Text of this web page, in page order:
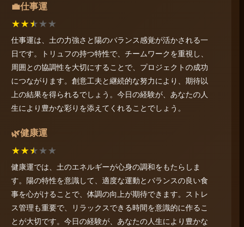
💼仕事運
★★★★★
仕事運は、土の力強さと陽のバランス感覚が活かされる一
日です。トリュフの持つ特性で、チームワークを重視し、
周囲との協調性を大切にすることで、プロジェクトの成功
につながります。創意工夫と継続的な努力により、期待以
上の結果を得られるでしょう。今日の経験が、あなたの人
生により豊かな彩りを添えてくれることでしょう。
🌿健康運
★★★★★
健康運では、土のエネルギーが心身の調和をもたらしま
す。陽の特性を意識して、適度な運動とバランスの良い食
事を心がけることで、体調の向上が期待できます。ストレ
ス管理も重要で、リラックスできる時間を意識的に作るこ
とが大切です。今日の経験が、あなたの人生により豊かな